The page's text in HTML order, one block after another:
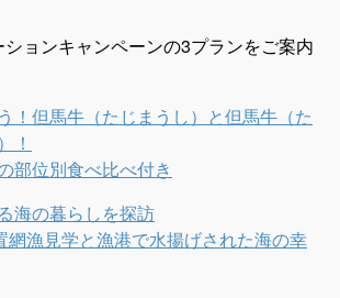
ョンキャンペーンの3プランをご案内
！但馬牛（たじまうし）と但馬牛（た
！
部位別食べ比べ付き
海の暮らしを探訪
網漁見学と漁港で水揚げされた海の幸